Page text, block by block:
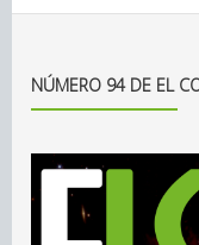
NÚMERO 94 DE EL